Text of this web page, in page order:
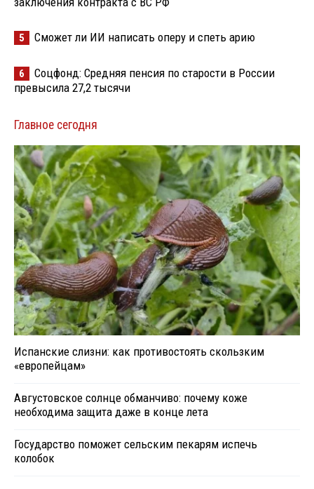
5 Сможет ли ИИ написать оперу и спеть арию
6
Соцфонд: Средняя пенсия по старости в России
превысила 27,2 тысячи
Главное сегодня
Испанские слизни: как противостоять скользким
«европейцам»
Августовское солнце обманчиво: почему коже
необходима защита даже в конце лета
Государство поможет сельским пекарям испечь
колобок